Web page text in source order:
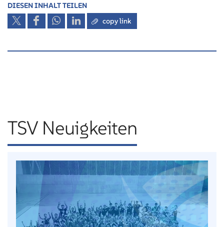
DIESEN INHALT TEILEN
copy link
TSV Neuigkeiten